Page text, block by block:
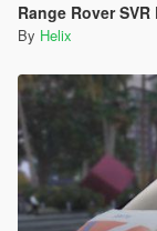
Range Rover SVR
By Helix